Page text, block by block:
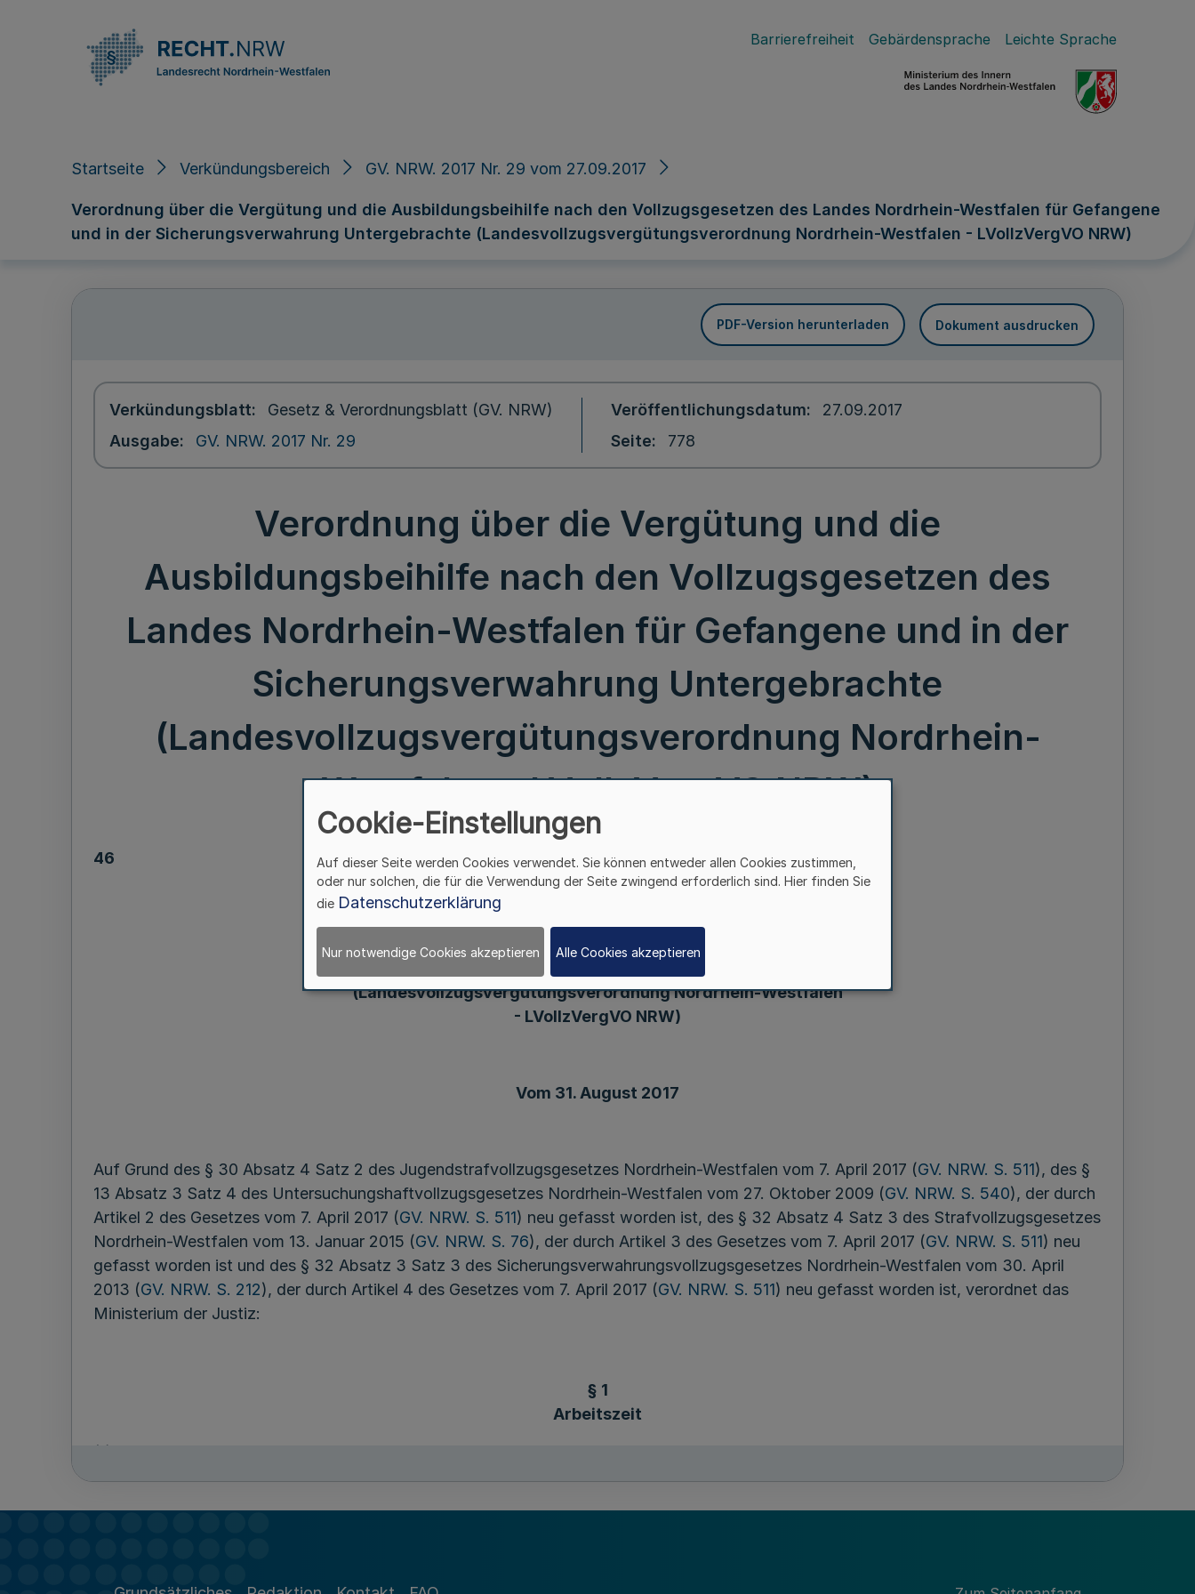
Barrierefreiheit Gebärdensprache Leichte Sprache
Startseite Verkündungsbereich GV. NRW. 2017 Nr. 29 vom 27.09.2017
Verordnung über die Vergütung und die Ausbildungsbeihilfe nach den Vollzugsgesetzen des Landes Nordrhein-Westfalen für Gefangene
und in der Sicherungsverwahrung Untergebrachte (Landesvollzugsvergütungsverordnung Nordrhein-Westfalen - LVollzVergVO NRW)
PDF-Version herunterladen Dokument ausdrucken
Verkündungsblatt
Gesetz & Verordnungsblatt (GV. NRW)
Ausgabe
GV. NRW. 2017 Nr. 29
Veröffentlichungsdatum
27.09.2017
Seite
778
Verordnung über die Vergütung und die
Ausbildungsbeihilfe nach den Vollzugsgesetzen des
Landes Nordrhein-Westfalen für Gefangene und in der
Sicherungsverwahrung Untergebrachte
(Landesvollzugsvergütungsverordnung Nordrhein-
Westfalen - LVollzVergVO NRW)
46
nach den Vollzugsgesetzen des Landes Nordrhein-Westfalen
(Landesvollzugsvergütungsverordnung Nordrhein-Westfalen
- LVollzVergVO NRW)
Vom 31. August 2017
Auf Grund des § 30 Absatz 4 Satz 2 des Jugendstrafvollzugsgesetzes Nordrhein-Westfalen vom 7. April 2017 (GV. NRW. S. 511), des §
13 Absatz 3 Satz 4 des Untersuchungshaftvollzugsgesetzes Nordrhein-Westfalen vom 27. Oktober 2009 (GV. NRW. S. 540), der durch
Artikel 2 des Gesetzes vom 7. April 2017 (GV. NRW. S. 511) neu gefasst worden ist, des § 32 Absatz 4 Satz 3 des Strafvollzugsgesetzes
Nordrhein-Westfalen vom 13. Januar 2015 (GV. NRW. S. 76), der durch Artikel 3 des Gesetzes vom 7. April 2017 (GV. NRW. S. 511) neu
gefasst worden ist und des § 32 Absatz 3 Satz 3 des Sicherungsverwahrungsvollzugsgesetzes Nordrhein-Westfalen vom 30. April
2013 (GV. NRW. S. 212), der durch Artikel 4 des Gesetzes vom 7. April 2017 (GV. NRW. S. 511) neu gefasst worden ist, verordnet das
Ministerium der Justiz:
§ 1
Arbeitszeit
Cookie-Einstellungen
Auf dieser Seite werden Cookies verwendet. Sie können entweder allen Cookies zustimmen,
oder nur solchen, die für die Verwendung der Seite zwingend erforderlich sind. Hier finden Sie
die Datenschutzerklärung
Nur notwendige Cookies akzeptieren Alle Cookies akzeptieren